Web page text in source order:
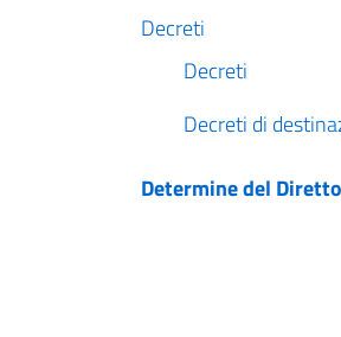
Decreti
Decreti
Decreti di
Determine del